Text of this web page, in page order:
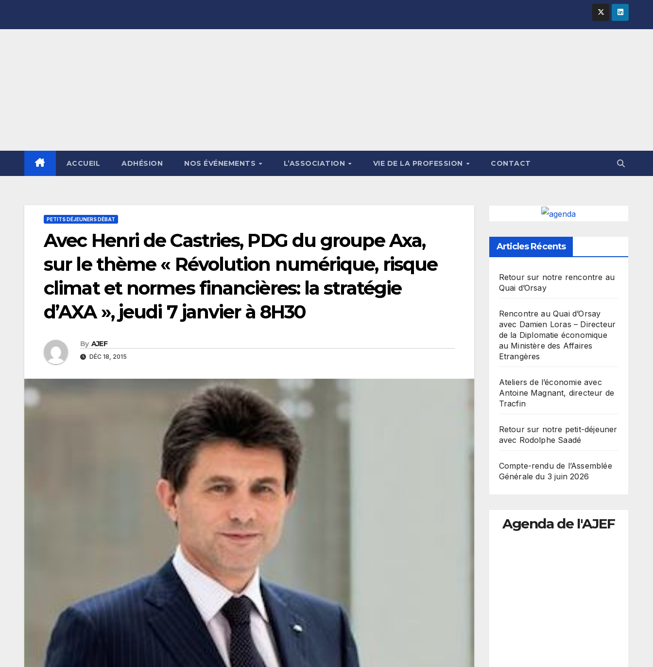
ACCUEIL ADHÉSION NOS ÉVÉNEMENTS L’ASSOCIATION VIE DE LA PROFESSION CONTACT
PETITS DÉJEUNERS DÉBAT
Avec Henri de Castries, PDG du groupe Axa,
sur le thème « Révolution numérique, risque
climat et normes financières: la stratégie
d’AXA », jeudi 7 janvier à 8H30
By AJEF
DÉC 18, 2015
Articles Récents
Retour sur notre rencontre au
Quai d’Orsay
Rencontre au Quai d’Orsay
avec Damien Loras – Directeur
de la Diplomatie économique
au Ministère des Affaires
Etrangères
Ateliers de l’économie avec
Antoine Magnant, directeur de
Tracfin
Retour sur notre petit-déjeuner
avec Rodolphe Saadé
Compte-rendu de l’Assemblée
Générale du 3 juin 2026
Agenda de l'AJEF